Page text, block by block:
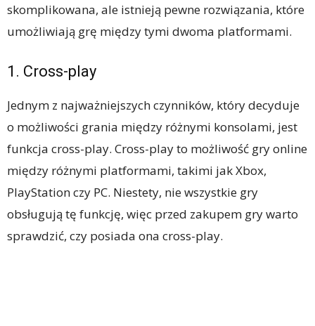
skomplikowana, ale istnieją pewne rozwiązania, które
umożliwiają grę między tymi dwoma platformami.
1. Cross-play
Jednym z najważniejszych czynników, który decyduje
o możliwości grania między różnymi konsolami, jest
funkcja cross-play. Cross-play to możliwość gry online
między różnymi platformami, takimi jak Xbox,
PlayStation czy PC. Niestety, nie wszystkie gry
obsługują tę funkcję, więc przed zakupem gry warto
sprawdzić, czy posiada ona cross-play.